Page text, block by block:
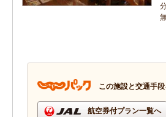
この施設と交通手
航空券付プラン一覧へ